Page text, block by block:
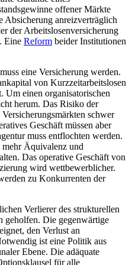
offener Märkte
Absicherung anreizverträglich
der Arbeitslosenversicherung
Eine Reform beider Institutionen
eine Versicherung werden.
von Kurzzeitarbeitslosen
einen organisatorischen
herum. Das Risiko der
schwer
Geschäft müssen aber
muss entflochten werden.
mehr Äquivalenz und
Das operative Geschäft von
wird wettbewerblicher.
zu Konkurrenten der
Verlierer des strukturellen
Die gegenwärtige
den Verlust an
ist eine Politik aus
Ebene. Die adäquate
für alle